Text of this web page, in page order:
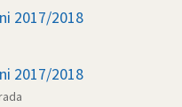
2017/2018
2017/2018